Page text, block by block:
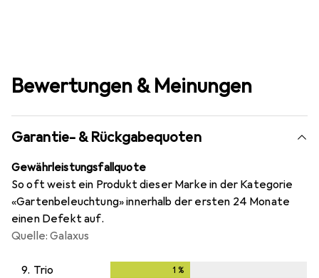
Bewertungen & Meinungen
Garantie- & Rückgabequoten
Gewährleistungsfallquote
So oft weist ein Produkt dieser Marke in der Kategorie
«Gartenbeleuchtung» innerhalb der ersten 24 Monate
einen Defekt auf.
Quelle: Galaxus
9. Trio 1 %